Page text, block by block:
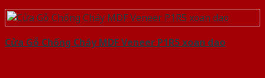
Cửa Gỗ Chống Cháy MDF Veneer P1R5 xoan dao